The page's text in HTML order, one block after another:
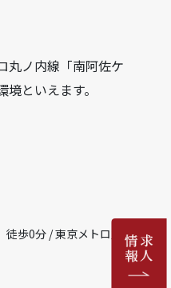
丸ノ内線「南阿佐ケ
といえます。
徒歩0分 / 東京メトロ丸ノ